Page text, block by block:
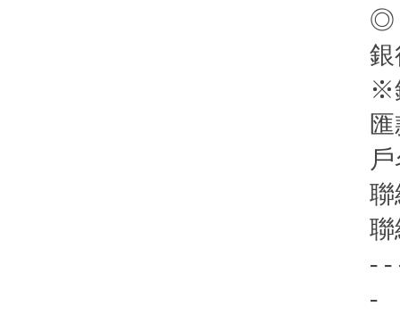
◎
銀
※
聯
聯
- -
-